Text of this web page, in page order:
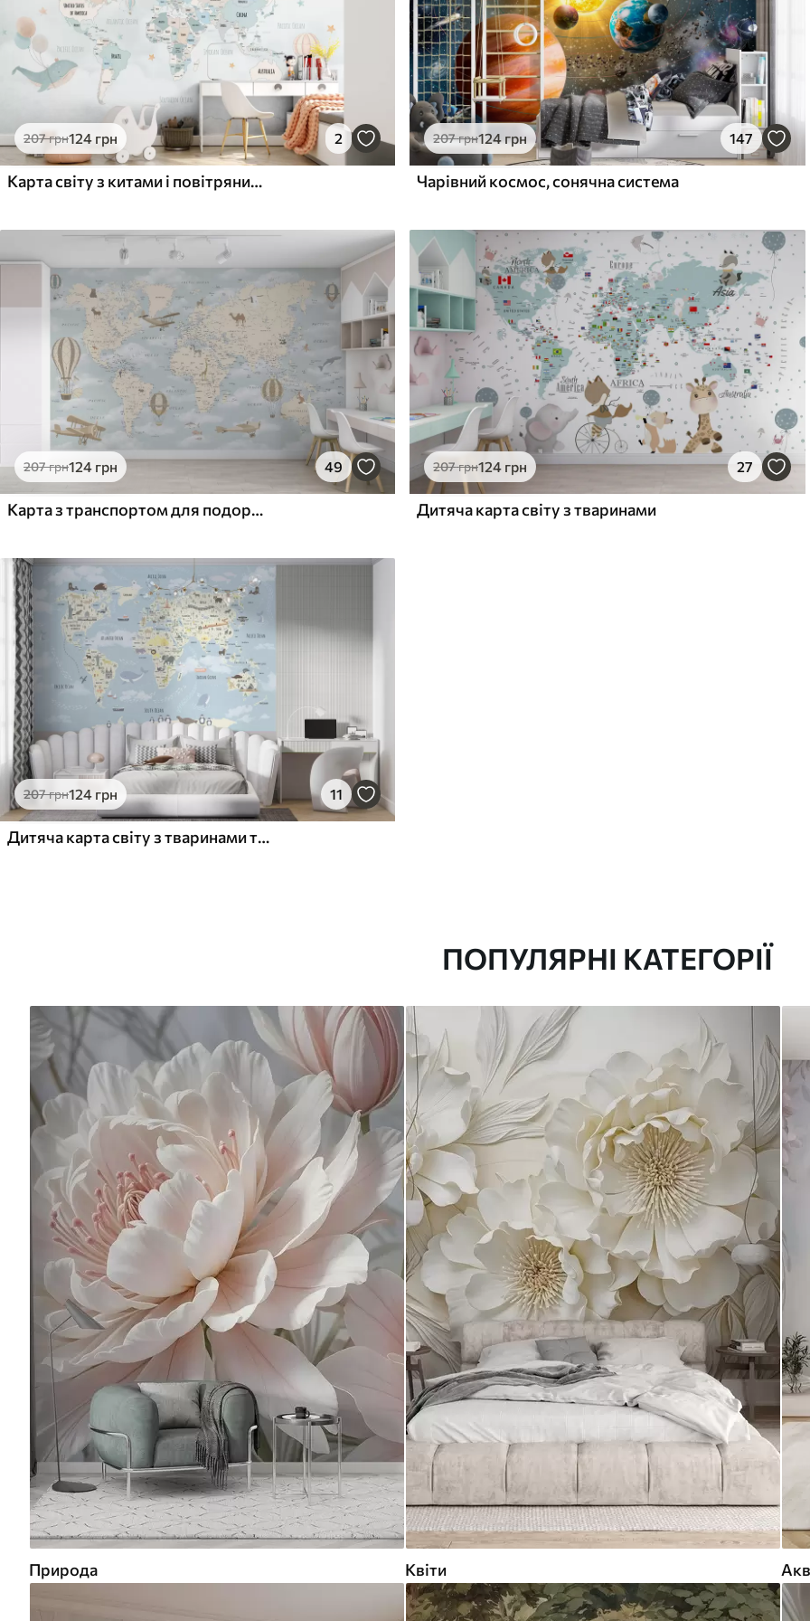
207грн124 грн 2
Карта світу з китами і повітряними кулями
207грн124 грн 147
Чарівний космос, сонячна система
207грн124 грн 49
Карта з транспортом для подорожей
207грн124 грн 27
Дитяча карта світу з тваринами
207грн124 грн 11
Дитяча карта світу з тваринами та визначними пам'ятками
ПОПУЛЯРНІ КАТЕГОРІЇ
Природа Квіти